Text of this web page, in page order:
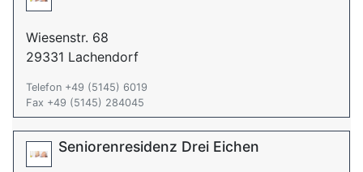
Wiesenstr. 68
29331 Lachendorf
Telefon +49 (5145) 6019
Fax +49 (5145) 284045
Seniorenresidenz Drei Eichen